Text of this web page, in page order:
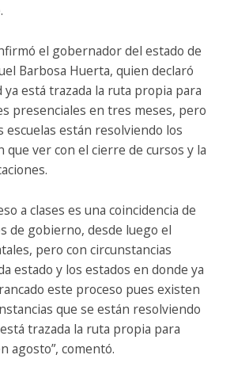
el gobernador del estado de
Barbosa Huerta, quien declaró
ya está trazada la ruta propia para
presenciales en tres meses, pero
escuelas están resolviendo los
que ver con el cierre de cursos y la
a clases es una coincidencia de
de gobierno, desde luego el
pero con circunstancias
estado y los estados en donde ya
este proceso pues existen
que se están resolviendo
trazada la ruta propia para
agosto”, comentó.